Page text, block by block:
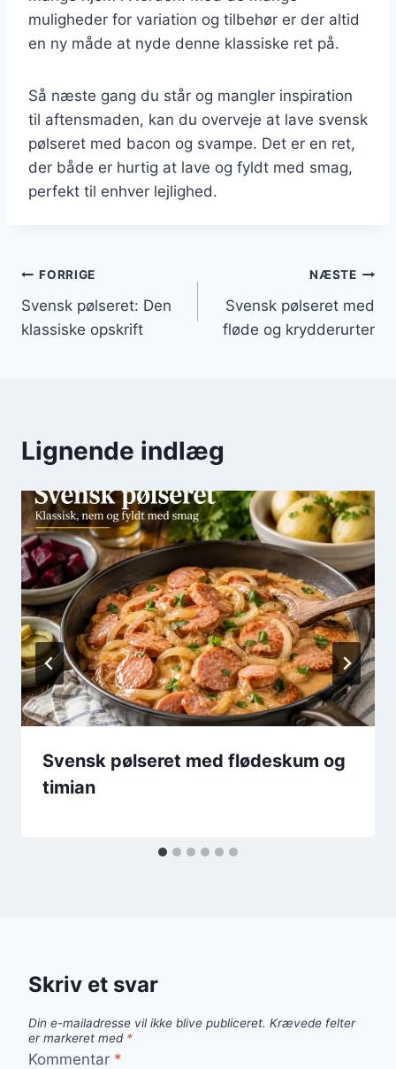
muligheder for variation og tilbehør er der altid
en ny måde at nyde denne klassiske ret på.
Så næste gang du står og mangler inspiration
til aftensmaden, kan du overveje at lave svensk
pølseret med bacon og svampe. Det er en ret,
der både er hurtig at lave og fyldt med smag,
perfekt til enhver lejlighed.
Indlægsnavigation
FORRIGE
Svensk pølseret: Den
klassiske opskrift
NÆSTE
Svensk pølseret med
fløde og krydderurter
Lignende indlæg
Svensk pølseret med flødeskum og
timian
Skriv et svar
Din e-mailadresse vil ikke blive publiceret. Krævede felter
er markeret med *
Kommentar *